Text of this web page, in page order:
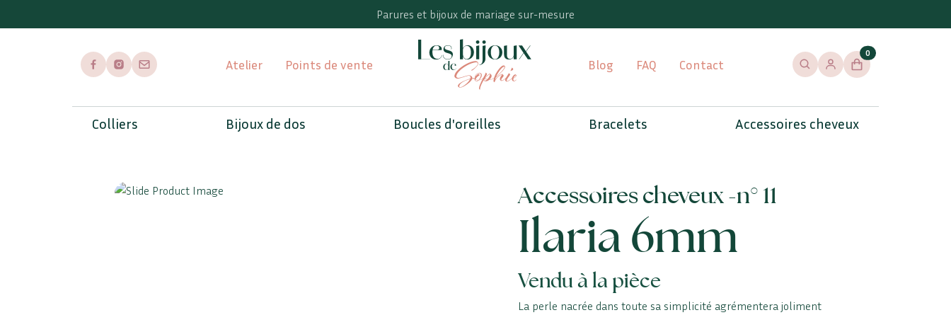
Parures et bijoux de mariage sur-mesure
Atelier Points de vente Blog FAQ Contact
Page Facebook
Page Instagram
Envoyer un mail RechercherSe connecter / s'inscrire
Panier
0
Colliers Bijoux de dos Boucles d'oreilles Bracelets Accessoires cheveux
Accessoires cheveux -n° 11
Ilaria 6mm
Vendu à la pièce
La perle nacrée dans toute sa simplicité agrémentera joliment